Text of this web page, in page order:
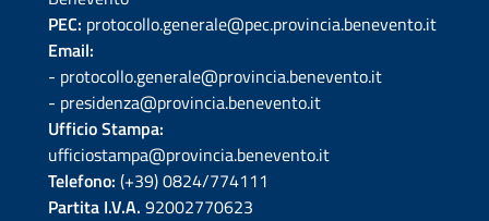
PEC: protocollo.generale@pec.provincia.benevento.it
Email:
- protocollo.generale@provincia.benevento.it
- presidenza@provincia.benevento.it
Ufficio Stampa:
ufficiostampa@provincia.benevento.it
Telefono: (+39) 0824/774111
Partita I.V.A. 92002770623